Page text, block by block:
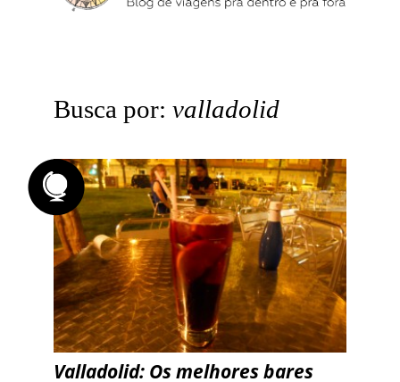
Busca por: valladolid
Valladolid: Os melhores bares